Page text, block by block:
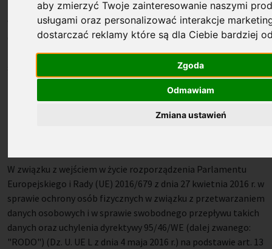
aby zmierzyć Twoje zainteresowanie naszymi
usługami oraz personalizować interakcje
dostarczać reklamy które są dla Ciebie bardziej
Zgoda
Odmawiam
Zmiana ustawień
prowadzonego przez Sąd Rejonowy dla m. st. Warszawy w
Warszawie, Wydział XIII Gospodarczy, pod numerem
0000109744, NIP 526-03-11-952, REGON 012001533 (dalej
zwaną: ?FNP?) danych osobowych osób korzystających ze
internetowychhttps://www.fnp.org.pl/,https://
(dalej zwanych: "Użytkownikami" i zbiorczo "Stroną").
W związku z wejściem w życie rozporządzenia Parlamentu
Europejskiego i Rady (UE) 2016/679 z dnia 27 kwietnia 2016 r. w
sprawie ochrony osób fizycznych w związku z przetwarzaniem
danych osobowych i w sprawie swobodnego przepływu takich
danych oraz uchylenia dyrektywy 95/46/WE (dalej zwanego:
"RODO") (Dz. U. UE L z dnia 4 maja 2016 r.) na podstawie art. 13